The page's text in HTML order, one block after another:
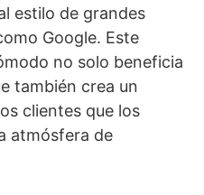
estilo de grandes
Google. Este
no solo beneficia
también crea un
clientes que los
atmósfera de